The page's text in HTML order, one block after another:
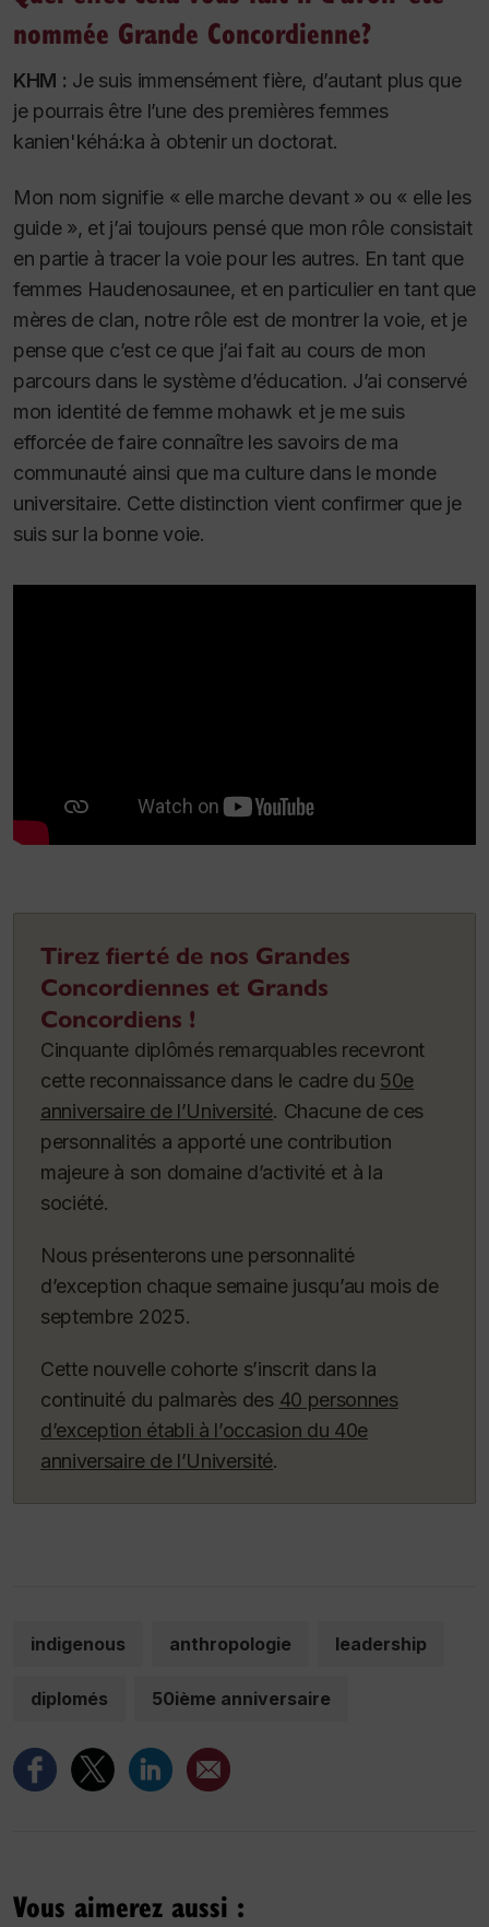
nommée Grande Concordienne?
KHM : Je suis immensément fière, d’autant plus que
je pourrais être l’une des premières femmes
kanien'kéhá:ka à obtenir un doctorat.
Mon nom signifie « elle marche devant » ou « elle les
guide », et j’ai toujours pensé que mon rôle consistait
en partie à tracer la voie pour les autres. En tant que
femmes Haudenosaunee, et en particulier en tant que
mères de clan, notre rôle est de montrer la voie, et je
pense que c’est ce que j’ai fait au cours de mon
parcours dans le système d’éducation. J’ai conservé
mon identité de femme mohawk et je me suis
efforcée de faire connaître les savoirs de ma
communauté ainsi que ma culture dans le monde
universitaire. Cette distinction vient confirmer que je
suis sur la bonne voie.
Tirez fierté de nos Grandes
Concordiennes et Grands
Concordiens !
Cinquante diplômés remarquables recevront
cette reconnaissance dans le cadre du 50e
anniversaire de l’Université. Chacune de ces
personnalités a apporté une contribution
majeure à son domaine d’activité et à la
société.
Nous présenterons une personnalité
d’exception chaque semaine jusqu’au mois de
septembre 2025.
Cette nouvelle cohorte s’inscrit dans la
continuité du palmarès des 40 personnes
d’exception établi à l’occasion du 40e
anniversaire de l’Université.
indigenous anthropologie leadership
diplomés 50ième anniversaire
Vous aimerez aussi :